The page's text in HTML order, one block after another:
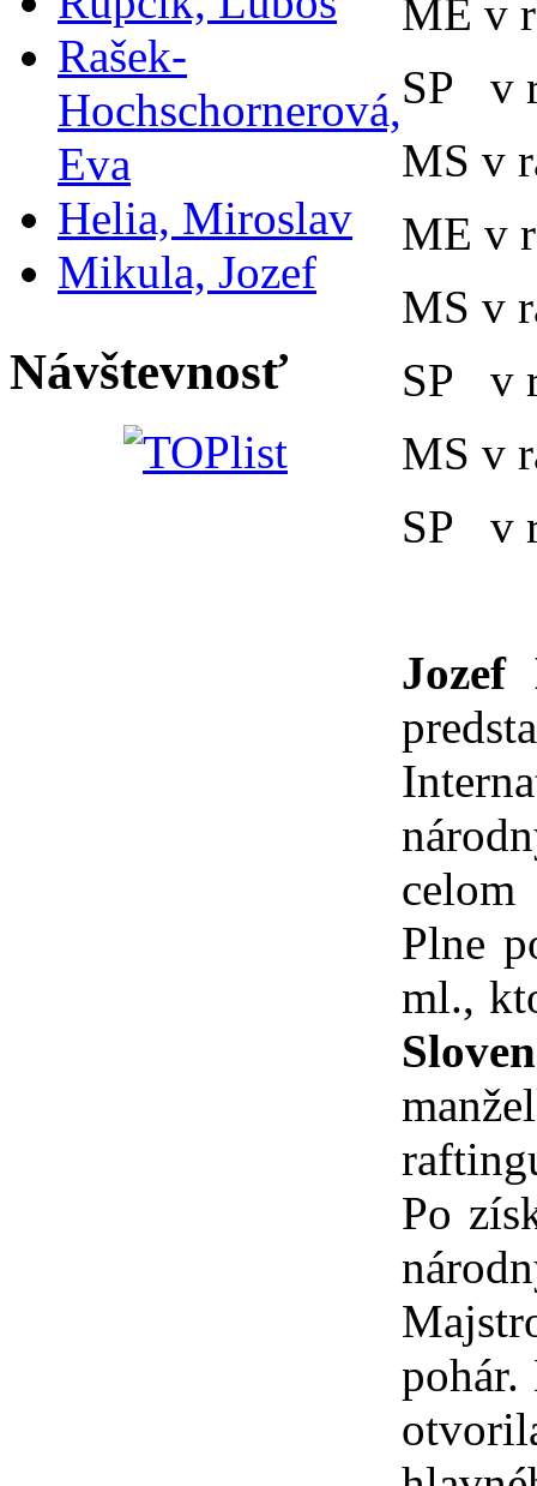
Rašek-
Hochschornerová,
Eva
Helia, Miroslav
Mikula, Jozef
Návštevnosť
ME v
SP v
MS v
ME v
MS v
SP v
MS v
SP v
Jozef
Plne
ml.,
Po
pohár.